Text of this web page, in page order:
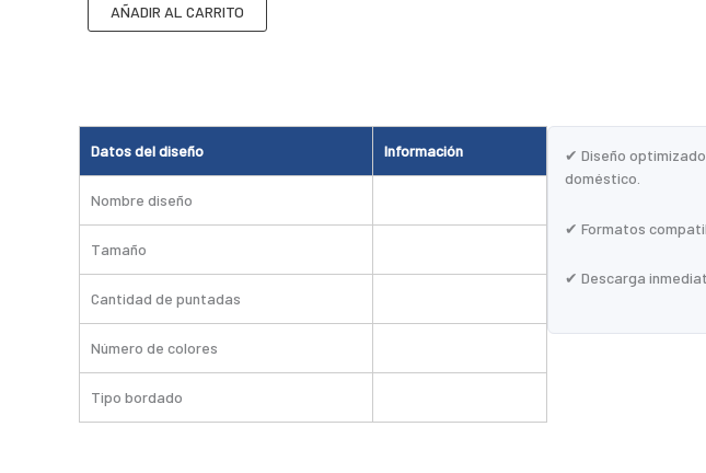
Datos del diseño Información
Nombre diseño
Tamaño
Cantidad de puntadas
Número de colores
Tipo bordado
✔ Diseño
doméstico.
✔ Formatos
✔ Descarga
AÑADIR AL CARRITO